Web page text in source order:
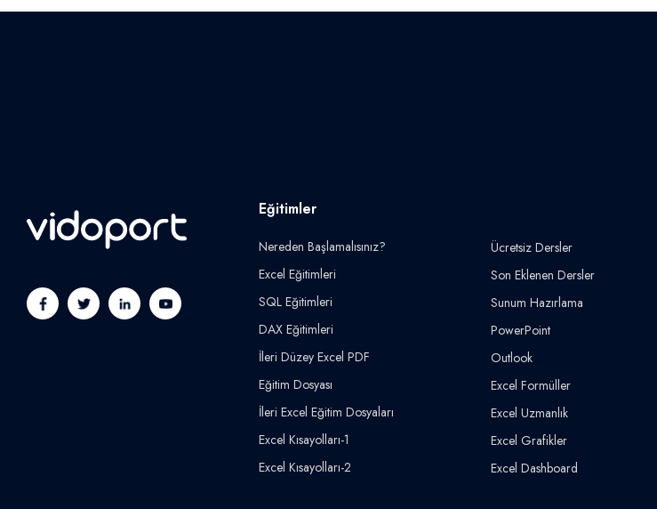
Eğitimler
Nereden Başlamalısınız?
Excel Eğitimleri
SQL Eğitimleri
DAX Eğitimleri
İleri Düzey Excel PDF
Eğitim Dosyası
İleri Excel Eğitim Dosyaları
Excel Kısayolları-1
Excel Kısayolları-2
Ücretsiz Dersler
Son Eklenen Dersler
Sunum Hazırlama
PowerPoint
Outlook
Excel Formüller
Excel Uzmanlık
Excel Grafikler
Excel Dashboard